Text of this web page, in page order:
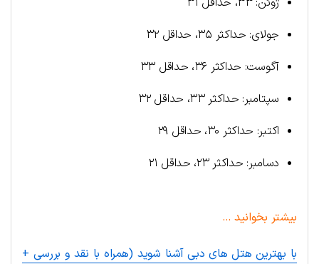
جولای: حداکثر ۳۵، حداقل ۳۲
آگوست: حداکثر ۳۶، حداقل ۳۳
سپتامبر: حداکثر ۳۳، حداقل ۳۲
اکتبر: حداکثر ۳۰، حداقل ۲۹
دسامبر: حداکثر ۲۳، حداقل ۲۱
بیشتر بخوانید …
با بهترین هتل های دبی آشنا شوید (همراه با نقد و بررسی +